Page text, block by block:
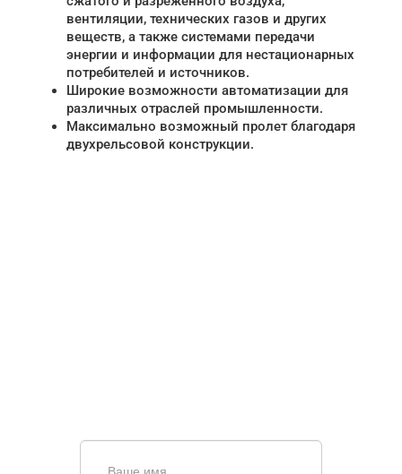
вентиляции, технических газов и других
веществ, а также системами передачи
энергии и информации для нестационарных
потребителей и источников.
Широкие возможности автоматизации для
различных отраслей промышленности.
Максимально возможный пролет благодаря
двухрельсовой конструкции.